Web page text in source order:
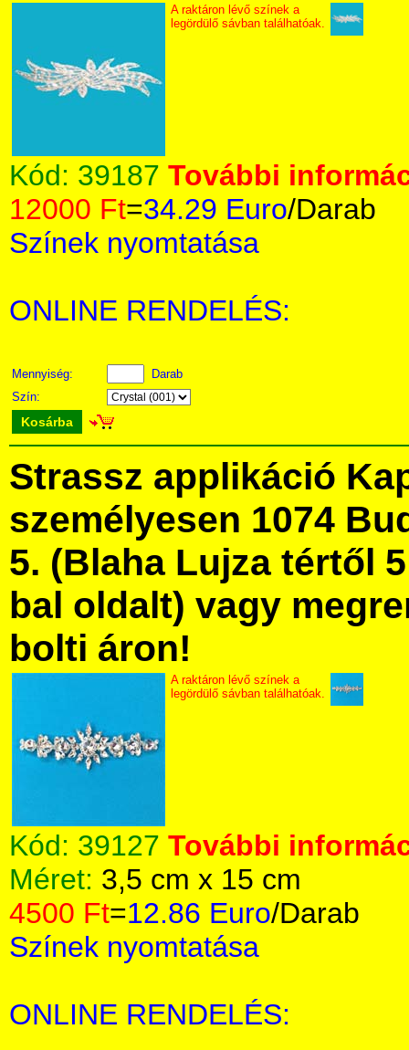
A raktáron lévő színek a
legördülő sávban találhatóak.
Kód: 39187 További
12000 Ft=34.29 Euro/Darab
Színek nyomtatása
ONLINE RENDELÉS:
Mennyiség:
Darab
Szín:
Kosárba
Strassz applikáció
személyesen 1074
5. (Blaha Lujza tértől
bal oldalt) vagy
bolti áron!
A raktáron lévő színek a
legördülő sávban találhatóak.
Kód: 39127 További
Méret: 3,5 cm x 15 cm
4500 Ft=12.86 Euro/Darab
Színek nyomtatása
ONLINE RENDELÉS: